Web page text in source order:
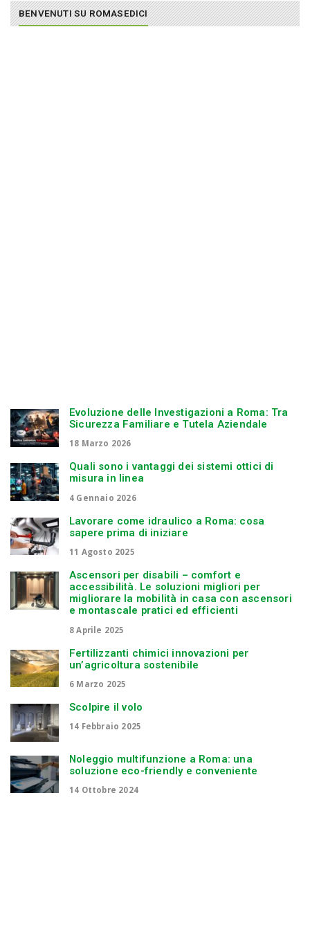
BENVENUTI SU ROMASEDICI
Evoluzione delle Investigazioni a Roma: Tra
Sicurezza Familiare e Tutela Aziendale
18 Marzo 2026
Quali sono i vantaggi dei sistemi ottici di
misura in linea
4 Gennaio 2026
Lavorare come idraulico a Roma: cosa
sapere prima di iniziare
11 Agosto 2025
Ascensori per disabili – comfort e
accessibilità. Le soluzioni migliori per
migliorare la mobilità in casa con ascensori
e montascale pratici ed efficienti
8 Aprile 2025
Fertilizzanti chimici innovazioni per
un’agricoltura sostenibile
6 Marzo 2025
Scolpire il volo
14 Febbraio 2025
Noleggio multifunzione a Roma: una
soluzione eco-friendly e conveniente
14 Ottobre 2024